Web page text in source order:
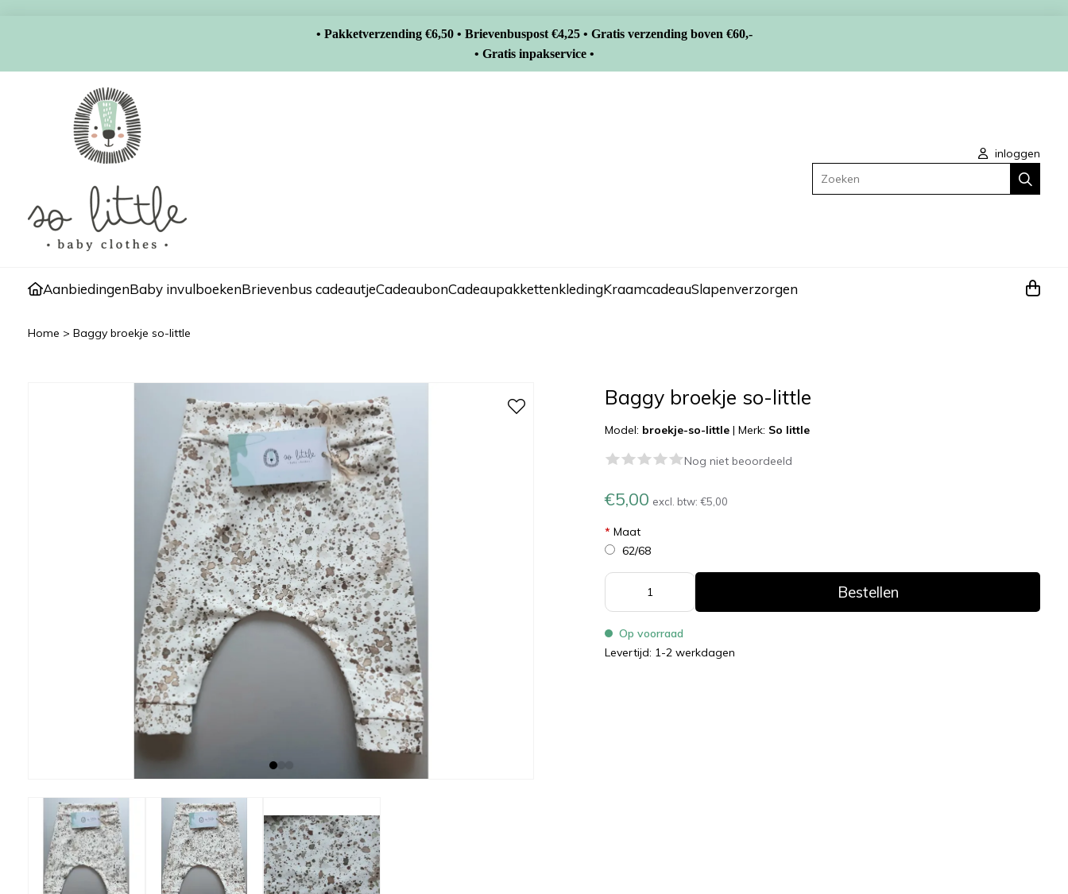
• Pakketverzending €6,50 • Brievenbuspost €4,25 • Gratis verzending boven €60,-
• Gratis inpakservice •
inloggen
Zoeken
AanbiedingenBaby invulboekenBrievenbus cadeautjeCadeaubonCadeaupakkettenkledingKraamcadeauSlapenverzorgen
Home > Baggy broekje so-little
Baggy broekje so-little
Model: broekje-so-little |Merk: So little
Nog niet beoordeeld
€5,00 excl. btw:€5,00
* Maat
62/68
Bestellen
Op voorraad
Levertijd: 1-2 werkdagen